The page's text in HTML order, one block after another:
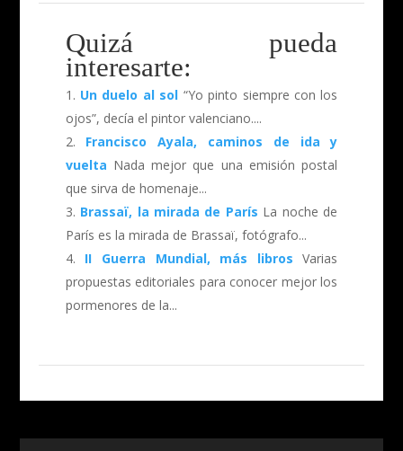
Quizá pueda
interesarte:
Un duelo al sol “Yo pinto siempre con los
ojos”, decía el pintor valenciano....
Francisco Ayala, caminos de ida y
vuelta Nada mejor que una emisión postal
que sirva de homenaje...
Brassaï, la mirada de París La noche de
París es la mirada de Brassaï, fotógrafo...
II Guerra Mundial, más libros
Varias
propuestas editoriales para conocer mejor los
pormenores de la...